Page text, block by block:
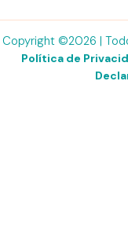
Copyright ©2026 |
Política de